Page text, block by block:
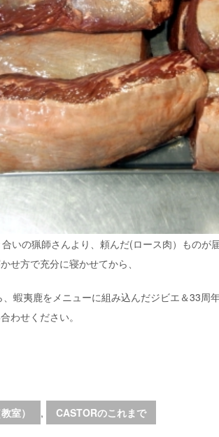
いの猟師さんより、頼んだ(ロース肉）ものが
せ方で充分に寝かせてから、
蝦夷鹿をメニューに組み込んだジビエ＆33周
わせください。
室） , CASTORのこれまで